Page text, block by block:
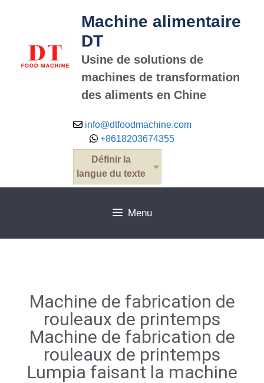
Machine alimentaire
DT
Usine de solutions de
machines de transformation
des aliments en Chine
info@dtfoodmachine.com
+8618203674355
Définir la
langue du texte
Menu
Machine de fabrication de
rouleaux de printemps
Machine de fabrication de
rouleaux de printemps
Lumpia faisant la machine